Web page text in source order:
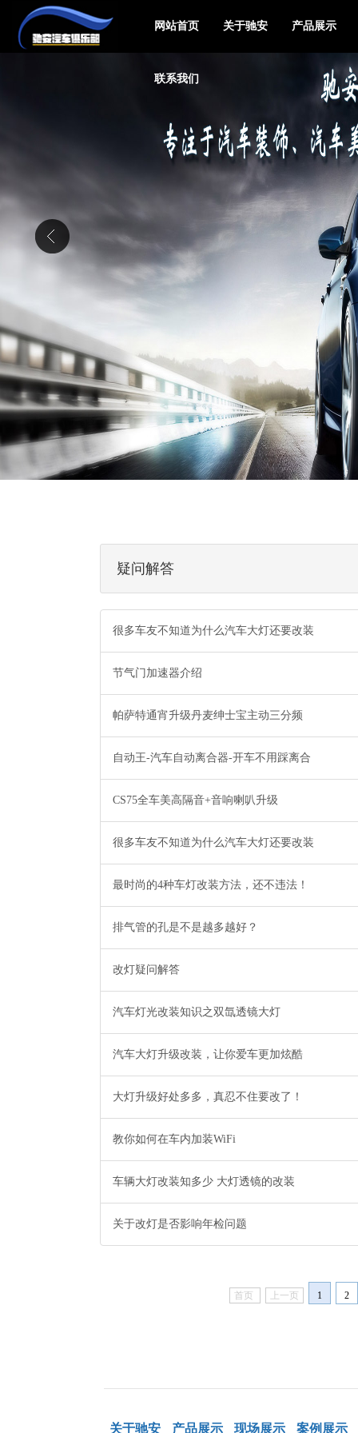
网站首页 关于驰安 产品展示
联系我们
疑问解答
很多车友不知道为什么汽车大灯还要改装
节气门加速器介绍
帕萨特通宵升级丹麦绅士宝主动三分频
自动王-汽车自动离合器-开车不用踩离合
CS75全车美高隔音+音响喇叭升级
很多车友不知道为什么汽车大灯还要改装
最时尚的4种车灯改装方法，还不违法！
排气管的孔是不是越多越好？
改灯疑问解答
汽车灯光改装知识之双氙透镜大灯
汽车大灯升级改装，让你爱车更加炫酷
大灯升级好处多多，真忍不住要改了！
教你如何在车内加装WiFi
车辆大灯改装知多少 大灯透镜的改装
关于改灯是否影响年检问题
首页 上一页 1 2
关于驰安 产品展示 现场展示 案例展示